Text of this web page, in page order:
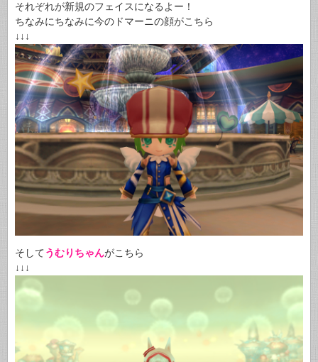
それぞれが新規のフェイスになるよー！
ちなみにちなみに今のドマーニの顔がこちら
↓↓↓
そしてうむりちゃんがこちら
↓↓↓